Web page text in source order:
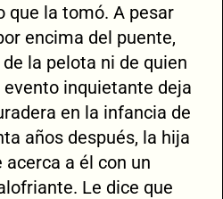
que la tomó. A pesar
encima del puente,
la pelota ni de quien
inquietante deja
en la infancia de
años después, la hija
acerca a él con un
Le dice que